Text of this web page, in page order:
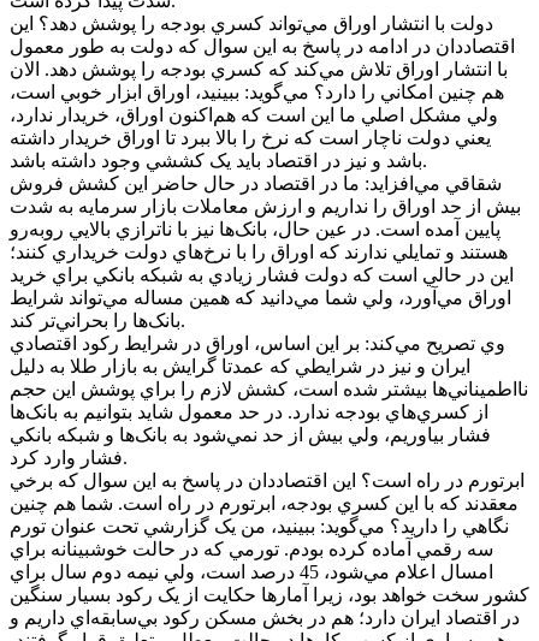
دولت با انتشار اوراق مي‌تواند کسري بودجه را پوشش دهد؟ اين
اقتصاددان در ادامه در پاسخ به اين سوال که دولت به طور معمول
با انتشار اوراق تلاش مي‌کند که کسري بودجه را پوشش دهد. الان
هم چنين امکاني را دارد؟ مي‌گويد: ببينيد، اوراق ابزار خوبي است،
ولي مشکل اصلي ما اين است که هم‌اکنون اوراق، خريدار ندارد،
يعني دولت ناچار است که نرخ را بالا ببرد تا اوراق خريدار داشته
باشد و نيز در اقتصاد بايد يک کششي وجود داشته باشد.
شقاقي مي‌افزايد: ما در اقتصاد در حال حاضر اين کشش فروش
بيش از حد اوراق را نداريم و ارزش معاملات بازار سرمايه به شدت
پايين آمده است. در عين حال، بانک‌ها نيز با ناترازي بالايي روبه‌رو
هستند و تمايلي ندارند که اوراق را با نرخ‌هاي دولت خريداري کنند؛
اين در حالي است که دولت فشار زيادي به شبکه بانکي براي خريد
اوراق مي‌آورد، ولي شما مي‌دانيد که همين مساله مي‌تواند شرايط
بانک‌ها را بحراني‌تر کند.
وي تصريح مي‌کند: بر اين اساس، اوراق در شرايط رکود اقتصادي
ايران و نيز در شرايطي که عمدتا گرايش به بازار طلا به دليل
نااطميناني‌ها بيشتر شده است، کشش لازم را براي پوشش اين حجم
از کسري‌هاي بودجه ندارد. در حد معمول شايد بتوانيم به بانک‌ها
فشار بياوريم، ولي بيش از حد نمي‌شود به بانک‌ها و شبکه بانکي
فشار وارد کرد.
ابرتورم در راه است؟ اين اقتصاددان در پاسخ به اين سوال که برخي
معقدند که با اين کسري بودجه، ابرتورم در راه است. شما هم چنين
نگاهي را داريد؟ مي‌گويد: ببينيد، من يک گزارشي تحت عنوان تورم
سه رقمي آماده کرده بودم. تورمي که در حالت خوشبينانه براي
امسال اعلام مي‌شود، 45 درصد است، ولي نيمه دوم سال براي
کشور سخت خواهد بود، زيرا آمارها حکايت از يک رکود بسيار سنگين
در اقتصاد ايران دارد؛ هم در بخش مسکن رکود بي‌سابقه‌اي داريم و